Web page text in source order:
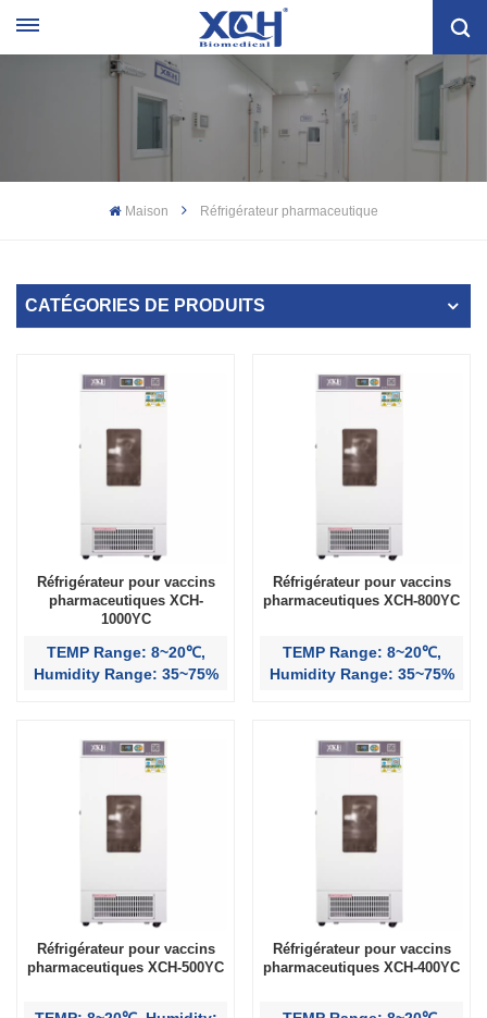
Maison Réfrigérateur pharmaceutique
CATÉGORIES DE PRODUITS
Réfrigérateur pour vaccins
pharmaceutiques XCH-
1000YC
TEMP Range: 8~20℃,
Humidity Range: 35~75%
Réfrigérateur pour vaccins
pharmaceutiques XCH-800YC
TEMP Range: 8~20℃,
Humidity Range: 35~75%
Réfrigérateur pour vaccins
pharmaceutiques XCH-500YC
Réfrigérateur pour vaccins
pharmaceutiques XCH-400YC